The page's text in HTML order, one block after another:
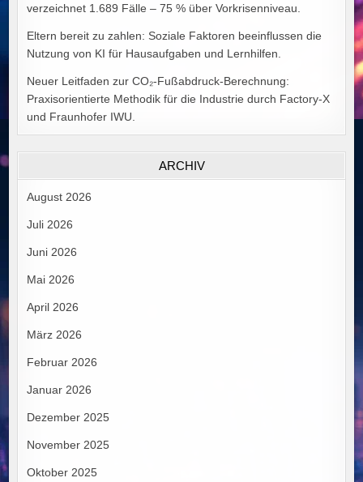
verzeichnet 1.689 Fälle – 75 % über Vorkrisenniveau.
Eltern bereit zu zahlen: Soziale Faktoren beeinflussen die
Nutzung von KI für Hausaufgaben und Lernhilfen.
Neuer Leitfaden zur CO₂-Fußabdruck-Berechnung:
Praxisorientierte Methodik für die Industrie durch Factory-X
und Fraunhofer IWU.
ARCHIV
August 2026
Juli 2026
Juni 2026
Mai 2026
April 2026
März 2026
Februar 2026
Januar 2026
Dezember 2025
November 2025
Oktober 2025